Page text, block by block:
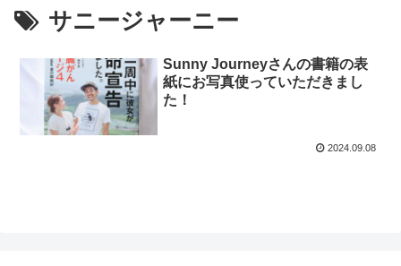
サニージャーニー
Sunny Journeyさんの書籍の表
紙にお写真使っていただきまし
た！
2024.09.08